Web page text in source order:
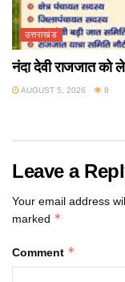
उत्तराखंड
नंदा देवी राजजात
AUGUST 5, 2026 8
Leave a
Your email address
marked *
Comment *